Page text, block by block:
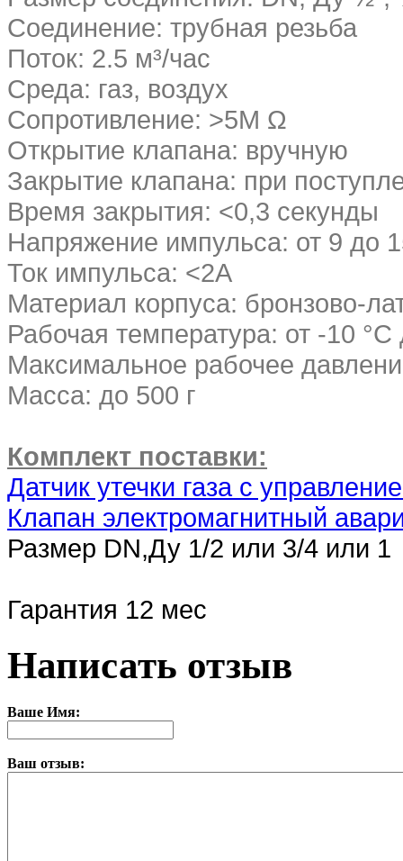
Соединение: трубная резьба
Поток: 2.5 м³/час
Среда: газ, воздух
Сопротивление: >5М Ω
Открытие клапана: вручную
Закрытие клапана: при
Время закрытия: <0,3 секунды
Напряжение импульса: от 9 до
Ток импульса: <2A
Материал корпуса: бронзово-
Рабочая температура: от -10 °C
Максимальное рабочее
Масса: до 500 г
Комплект поставки:
Датчик утечки газа с
Клапан электромагнитный
Размер DN,Ду 1/2 или 3/4 или 1
Гарантия 12 мес
Написать отзыв
Ваше Имя:
Ваш отзыв: